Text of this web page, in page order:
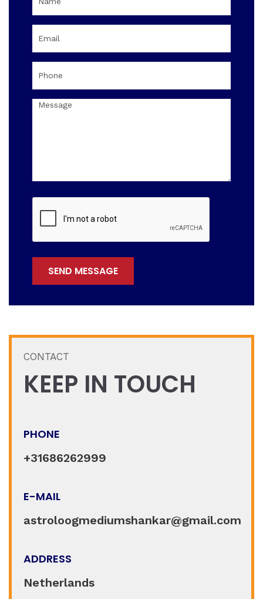
SEND MESSAGE
CONTACT
KEEP IN TOUCH
PHONE
+31686262999
E-MAIL
astroloogmediumshankar@gmail.com
ADDRESS
Netherlands